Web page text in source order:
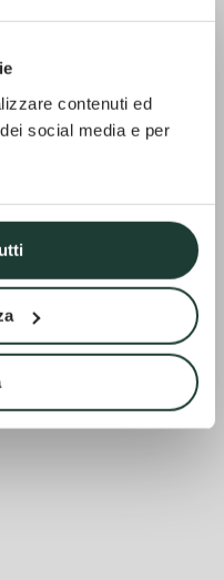
contenuti ed
social media e per